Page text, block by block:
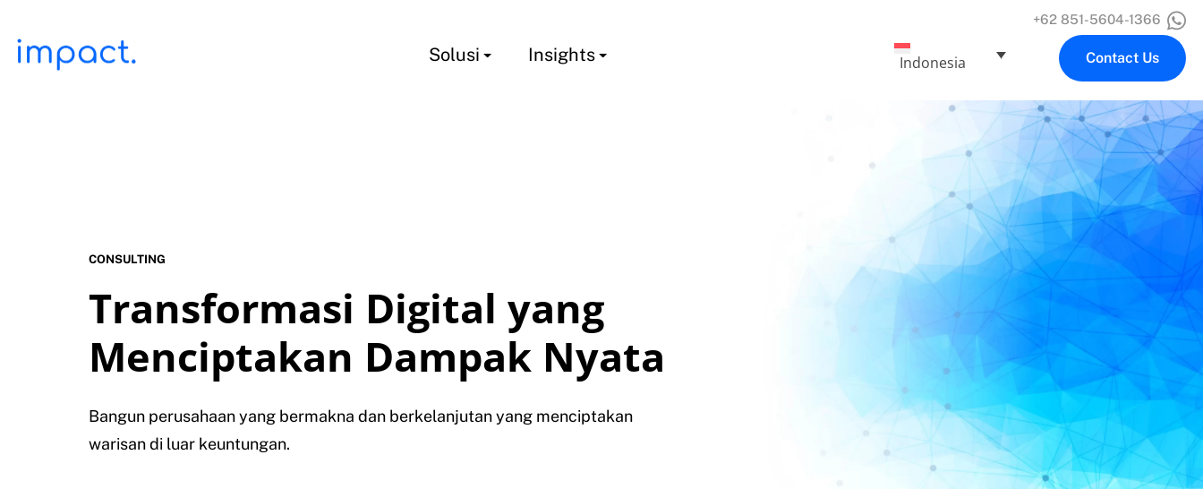
Solusi Insights Indonesia
+62 851-5604-1366
Contact Us
CONSULTING
Transformasi Digital yang
Menciptakan Dampak Nyata
Bangun perusahaan yang bermakna dan berkelanjutan yang menciptakan
warisan di luar keuntungan.